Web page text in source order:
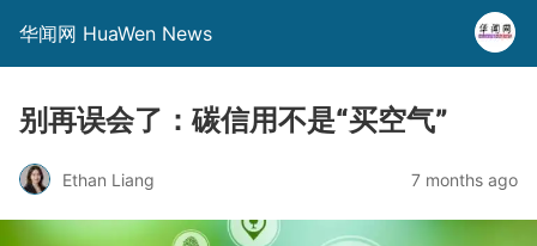
华闻网 HuaWen News
别再误会了：碳信用不是“买空气”
Ethan Liang 7 months ago